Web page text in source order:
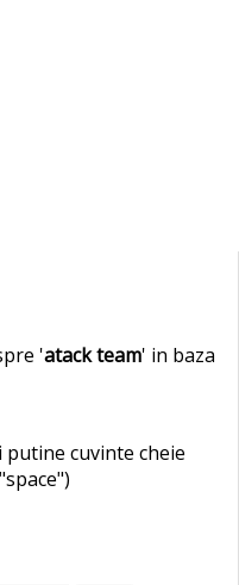
'atack team' in baza
putine cuvinte cheie